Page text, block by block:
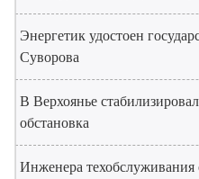
Энергетик удостоен
Суворова
В Верхоянье
обстановка
Инженера